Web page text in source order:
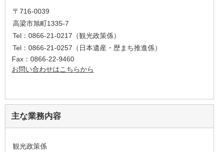
〒716-0039
高梁市旭町1335-7
Tel：0866-21-0217（観光政策係）
Tel：0866‐21‐0257（日本遺産・歴まち推進係）
Fax：0866-22-9460
お問い合わせはこちらから
主な業務内容
観光政策係